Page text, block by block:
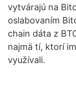
vytvárajú na
oslabovaním
chain dáta z
najmä tí, ktorí
využívali.